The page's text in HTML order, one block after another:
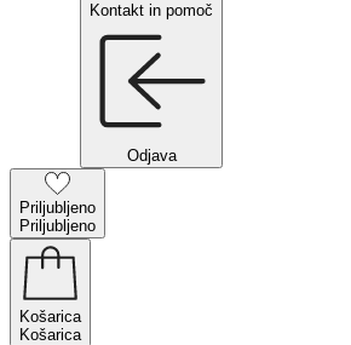
Kontakt in pomoč
Odjava
Priljubljeno
Priljubljeno
Košarica
Košarica